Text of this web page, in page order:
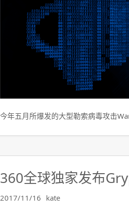
今年五月所爆发的大型勒索病毒攻击
360全球独家发布
2017/11/16 kate